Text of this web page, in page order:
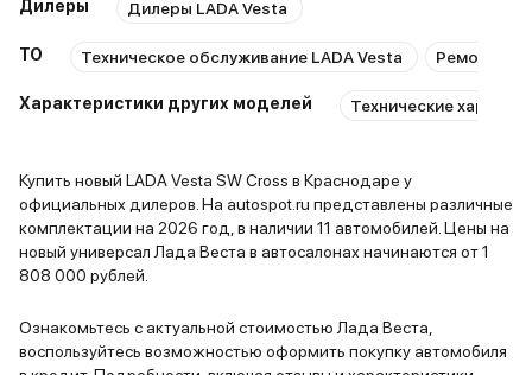
касатки".
УАЗике
без
Дилеры Дилеры LADA Vesta
ТО Техническое обслуживание LADA Vesta Ремонт
Характеристики других моделей Технические
Купить новый LADA Vesta SW Cross в Краснодаре у
официальных дилеров. На autospot.ru представлены различные
комплектации на 2026 год, в наличии 11 автомобилей. Цены на
новый универсал Лада Веста в автосалонах начинаются от 1
808 000 рублей.
Ознакомьтесь с актуальной стоимостью Лада Веста,
воспользуйтесь возможностью оформить покупку автомобиля